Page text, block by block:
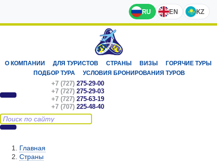
RU EN KZ
О КОМПАНИИ ДЛЯ ТУРИСТОВ СТРАНЫ ВИЗЫ
ГОРЯЧИЕ ТУРЫ
ПОДБОР ТУРА
УСЛОВИЯ БРОНИРОВАНИЯ ТУРОВ
+7 (727) 275-29-00
+7 (727) 275-29-03
+7 (727) 275-63-19
+7 (707) 225-48-40
Главная
Страны